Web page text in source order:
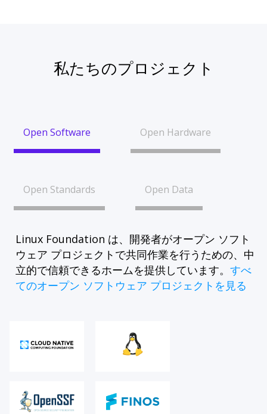
私たちのプロジェクト
Open Software Open Hardware
Open Standards Open Data
Linux Foundation は、開発者がオープン ソフト
ウェア プロジェクトで共同作業を行うための、中
立的で信頼できるホームを提供しています。 すべ
てのオープン ソフトウェア プロジェクトを見る